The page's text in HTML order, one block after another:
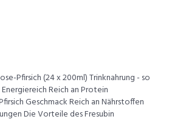
Pfirsich (24 x 200ml) Trinknahrung - so
Reich an Protein
Geschmack Reich an Nährstoffen
Die Vorteile des Fresubin